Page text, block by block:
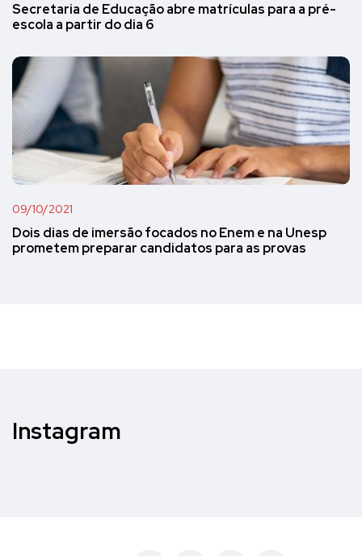
Secretaria de Educação abre matrículas para a pré-
escola a partir do dia 6
09/10/2021
Dois dias de imersão focados no Enem e na Unesp
prometem preparar candidatos para as provas
Instagram